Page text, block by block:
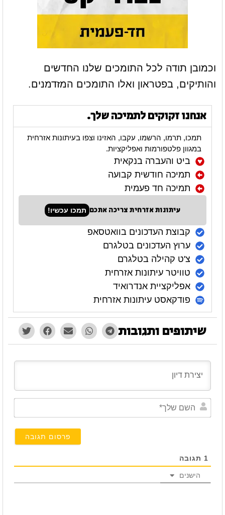
וכמובן תודה לכל התומכים שלנו החדשים
והותיקים, בפטראון ואלו התומכים המזדמנים.
אנחנו זקוקים לתמיכה שלך.
תמכו, תרמו, הרשמו, עקבו, האזינו וצפו בעיתונות אזרחית
במגוון פלטפורמות ואפליקציות.
ביט והעברה בנקאית
תמיכה חודשית קבועה
תמיכה חד פעמית
עיתונות אזרחית צריכה אתכם תמכו עכשיו!
קבוצת העדכונים בוואטסאפ
ערוץ העדכונים בטלגרם
צ'ט קהילה בטלגרם
טוויטר עיתונות אזרחית
אפליקציית אנדרואיד
פודקאסט עיתונות אזרחית
שיתופים ותגובות
1 תגובה
הישנים